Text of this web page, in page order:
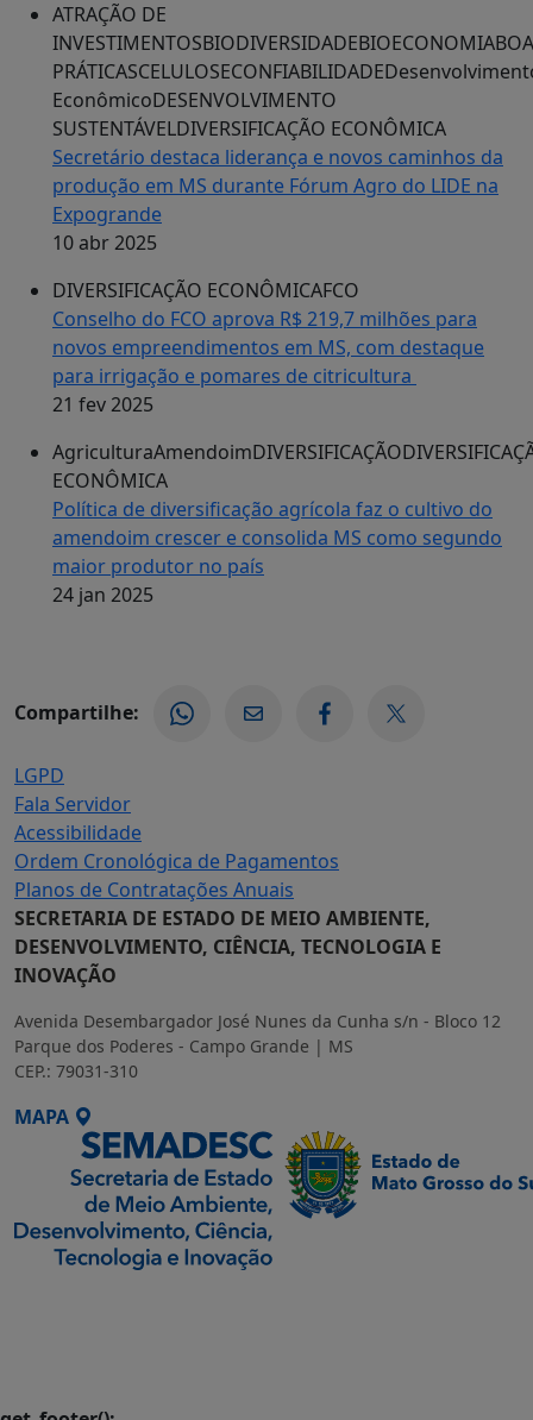
ATRAÇÃO DE
INVESTIMENTOSBIODIVERSIDADEBIOECONOMIA
PRÁTICASCELULOSECONFIABILIDADE
EconômicoDESENVOLVIMENTO
SUSTENTÁVELDIVERSIFICAÇÃO ECONÔMICA
Secretário destaca liderança e novos caminhos da
produção em MS durante Fórum Agro do LIDE na
Expogrande
10 abr 2025
DIVERSIFICAÇÃO ECONÔMICAFCO
Conselho do FCO aprova R$ 219,7 milhões para
novos empreendimentos em MS, com destaque
para irrigação e pomares de citricultura
21 fev 2025
AgriculturaAmendoimDIVERSIFICAÇÃO
ECONÔMICA
Política de diversificação agrícola faz o cultivo do
amendoim crescer e consolida MS como segundo
maior produtor no país
24 jan 2025
Compartilhe:
LGPD
Fala Servidor
Acessibilidade
Ordem Cronológica de Pagamentos
Planos de Contratações Anuais
SECRETARIA DE ESTADO DE MEIO AMBIENTE,
DESENVOLVIMENTO, CIÊNCIA, TECNOLOGIA E
INOVAÇÃO
Avenida Desembargador José Nunes da Cunha s/n - Bloco 12
Parque dos Poderes - Campo Grande | MS
CEP.: 79031-310
MAPA